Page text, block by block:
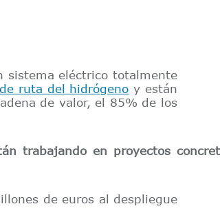
sistema eléctrico totalmente
ruta del hidrógeno y están
de valor, el 85% de los
trabajando en proyectos
de euros al despliegue